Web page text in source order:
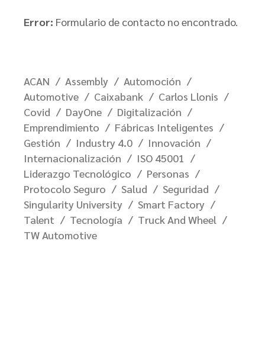
Error: Formulario de contacto no encontrado.
ACAN Assembly
Automoción
Automotive
Caixabank
Carlos Llonis
Covid
DayOne
Digitalización
Emprendimiento
Fábricas Inteligentes
Gestión
Industry 4.0
Innovación
Internacionalización
ISO 45001
Liderazgo Tecnológico
Personas
Protocolo Seguro
Salud
Seguridad
Singularity University
Smart Factory
Talent
Tecnología
Truck And Wheel
TW Automotive